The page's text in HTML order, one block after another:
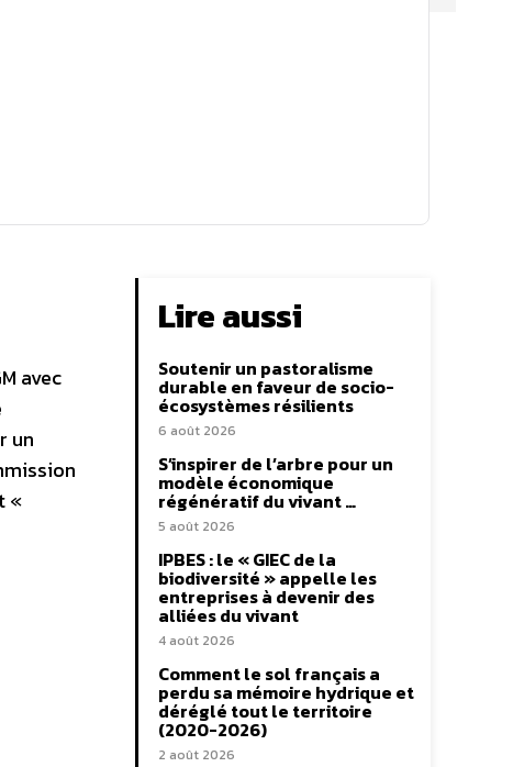
avec
un
«
Lire aussi
Soutenir un pastoralisme
durable en faveur de socio-
écosystèmes résilients
6 août 2026
S’inspirer de l’arbre pour un
modèle économique
régénératif du vivant …
5 août 2026
IPBES : le « GIEC de la
biodiversité » appelle les
entreprises à devenir des
alliées du vivant
4 août 2026
Comment le sol français a
perdu sa mémoire hydrique et
déréglé tout le territoire
(2020-2026)
2 août 2026